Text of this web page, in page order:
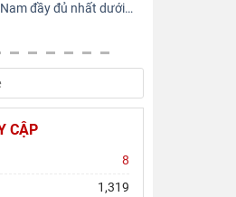
đầy đủ nhất dưới…
CẬP
8
1,319